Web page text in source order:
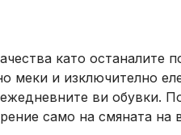
като останалите
и изключително
ви обувки.
само на смяната на